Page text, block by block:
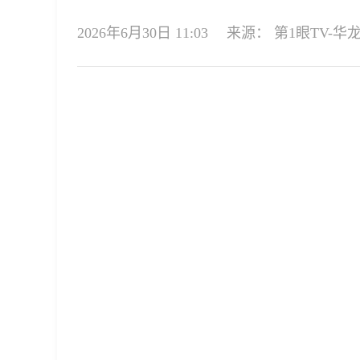
2026年6月30日 11:03 来源： 第1眼TV-华